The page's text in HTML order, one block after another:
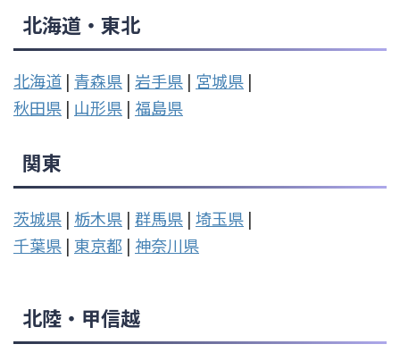
北海道・東北
北海道 | 青森県 | 岩手県 | 宮城県 |
秋田県 | 山形県 | 福島県
関東
茨城県 | 栃木県 | 群馬県 | 埼玉県 |
千葉県 | 東京都 | 神奈川県
北陸・甲信越